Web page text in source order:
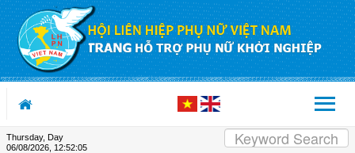
Skip to Content
Thursday, Day
06/08/2026 12:52:06